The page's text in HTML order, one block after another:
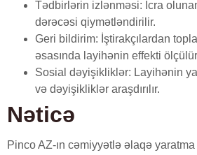
Tədbirlərin izlənməsi: İcra
dərəcəsi qiymətləndirilir.
Geri bildirim: İştirakçılardan
əsasında layihənin effekti
Sosial dəyişikliklər: Layihənin
və dəyişikliklər araşdırılır.
Nəticə
Pinco AZ-ın cəmiyyətlə əlaqə